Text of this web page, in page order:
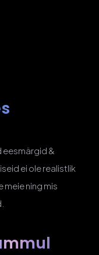
eesmärgid &
ei ole realistlik
ning mis